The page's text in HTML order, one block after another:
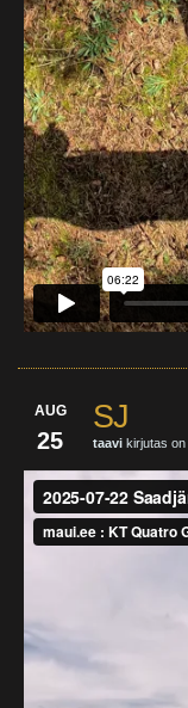
AUG
25
SJ
taavi kirjutas on